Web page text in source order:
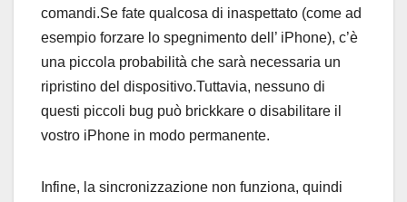
comandi.Se fate qualcosa di inaspettato (come ad
esempio forzare lo spegnimento dell’ iPhone), c’è
una piccola probabilità che sarà necessaria un
ripristino del dispositivo.Tuttavia, nessuno di
questi piccoli bug può brickkare o disabilitare il
vostro iPhone in modo permanente.
Infine, la sincronizzazione non funziona, quindi